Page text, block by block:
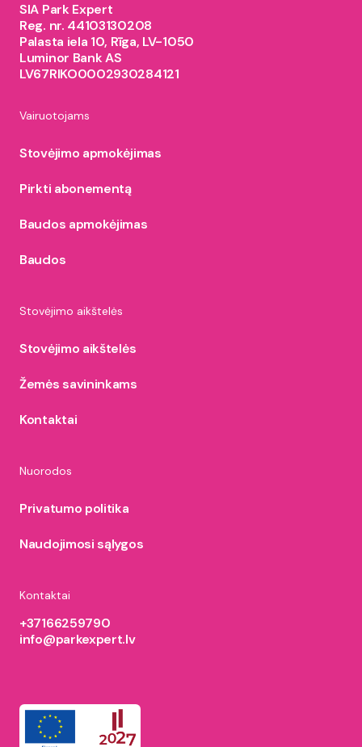
SIA Park Expert
Reg. nr. 44103130208
Palasta iela 10, Rīga, LV-1050
Luminor Bank AS
LV67RIKO0002930284121
Vairuotojams
Stovėjimo apmokėjimas
Pirkti abonementą
Baudos apmokėjimas
Baudos
Stovėjimo aikštelės
Stovėjimo aikštelės
Žemės savininkams
Kontaktai
Nuorodos
Privatumo politika
Naudojimosi sąlygos
Kontaktai
+37166259790
info@parkexpert.lv